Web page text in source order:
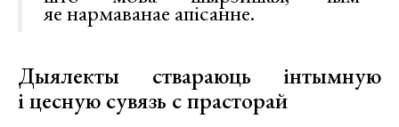
яе нармаванае апісанне.
Дыялекты ствараюць інтымную
і цесную сувязь с прасторай